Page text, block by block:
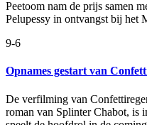
Peetoom nam de prijs samen
Pelupessy in ontvangst bij het
9-6
Opnames gestart van
De verfilming van
roman van Splinter Chabot, is